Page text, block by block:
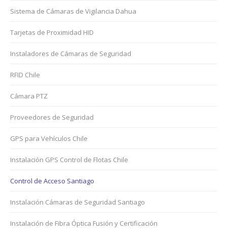
Sistema de Cámaras de Vigilancia Dahua
Tarjetas de Proximidad HID
Instaladores de Cámaras de Seguridad
RFID Chile
Cámara PTZ
Proveedores de Seguridad
GPS para Vehículos Chile
Instalación GPS Control de Flotas Chile
Control de Acceso Santiago
Instalación Cámaras de Seguridad Santiago
Instalación de Fibra Óptica Fusión y Certificación